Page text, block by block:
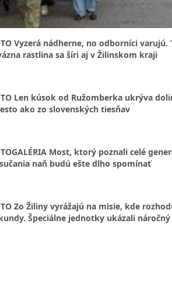
Vyzerá nádherne, no odborníci varujú.
rastlina sa šíri aj v Žilinskom kraji
Len kúsok od Ružomberka ukrýva
ako zo slovenských tiesňav
Most, ktorý poznali celé
naň budú ešte dlho spomínať
Zo Žiliny vyrážajú na misie, kde
Špeciálne jednotky ukázali